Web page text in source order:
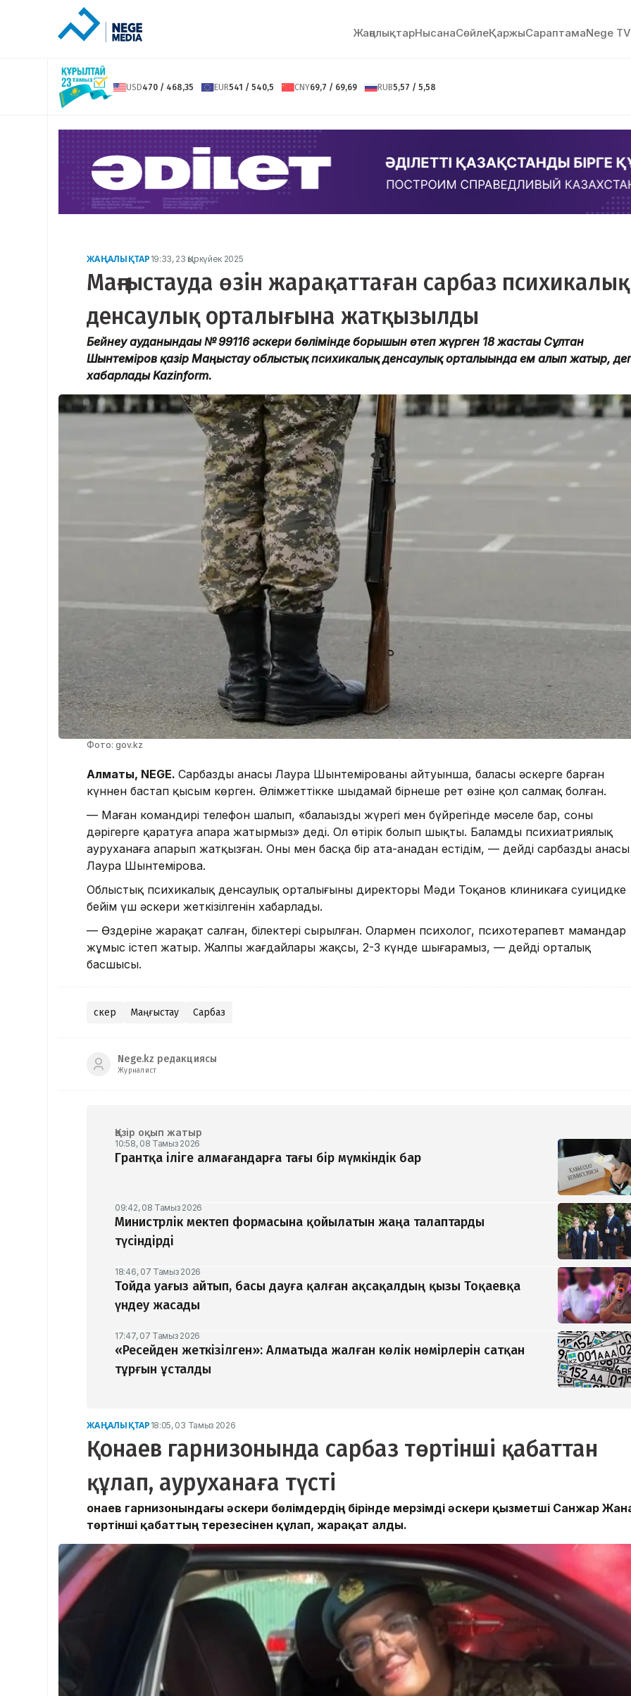
ЖаңалықтарНысанаСөйлeҚаржыСараптамаNege TV
USD470 / 468,35 EUR541 / 540,5 CNY69,7 / 69,69 RUB5,57 / 5,58
ЖАҢАЛЫҚТАР 19:33, 23 Қыркүйек 2025
Маңғыстауда өзін жарақаттаған сарбаз психикалық
денсаулық орталығына жатқызылды
Бейнеу ауданындағы № 99116 әскери бөлімінде борышын өтеп жүрген 18 жастағы Сұлтан
Шынтеміров қазір Маңғыстау облыстық психикалық денсаулық орталығында ем алып жатыр,
хабарлады Kazinform.
Фото: gov.kz
Алматы, NEGE. Сарбаздың анасы Лаура Шынтемірованың айтуынша, баласы әскерге барған
күннен бастап қысым көрген. Әлімжеттікке шыдамай бірнеше рет өзіне қол салмақ болған.
— Маған командирі телефон шалып, «балаңыздың жүрегі мен бүйрегінде мәселе бар, соны
дәрігерге қаратуға апара жатырмыз» деді. Ол өтірік болып шықты. Баламды психиатриялық
ауруханаға апарып жатқызған. Оны мен басқа бір ата-анадан естідім, — дейді сарбаздың анасы
Лаура Шынтемірова.
Облыстық психикалық денсаулық орталығының директоры Мәди Тоқанов клиникаға суицидке
бейім үш әскери жеткізілгенін хабарлады.
— Өздеріне жарақат салған, білектері сырылған. Олармен психолог, психотерапевт мамандар
жұмыс істеп жатыр. Жалпы жағдайлары жақсы, 2-3 күнде шығарамыз, — дейді орталық
басшысы.
Әскер Маңғыстау Сарбаз
Nege.kz редакциясы
Журналист
Қазір оқып жатыр
10:58, 08 Тамыз 2026
Грантқа іліге алмағандарға тағы бір мүмкіндік бар
09:42, 08 Тамыз 2026
Министрлік мектеп формасына қойылатын жаңа талаптарды
түсіндірді
18:46, 07 Тамыз 2026
Тойда уағыз айтып, басы дауға қалған ақсақалдың қызы Тоқаевқа
үндеу жасады
17:47, 07 Тамыз 2026
«Ресейден жеткізілген»: Алматыда жалған көлік нөмірлерін сатқан
тұрғын ұсталды
ЖАҢАЛЫҚТАР 18:05, 03 Тамыз 2026
Қонаев гарнизонында сарбаз төртінші қабаттан
құлап, ауруханаға түсті
Қонаев гарнизонындағы әскери бөлімдердің бірінде мерзімді әскери қызметші Санжар
төртінші қабаттың терезесінен құлап, жарақат алды.